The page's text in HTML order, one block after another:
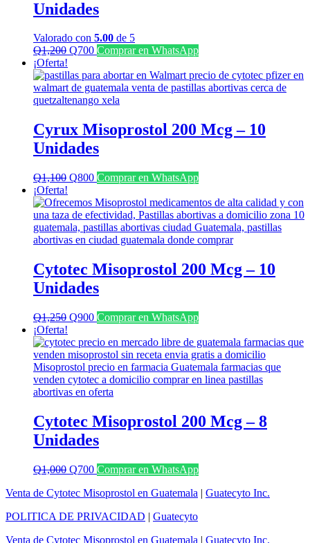
Unidades
Valorado con 5.00 de 5
Q1,200 El
original
era:
Q1,200.
Q700El
actual
es:
Q700.
Comprar en WhatsApp
¡Oferta!
Cyrux Misoprostol 200 Mcg – 10
Unidades
Q1,100 El
original
era:
Q1,100.
Q800El
actual
es:
Q800.
Comprar en WhatsApp
¡Oferta!
Cytotec Misoprostol 200 Mcg – 10
Unidades
Q1,250 El
original
era:
Q1,250.
Q900El
actual
es:
Q900.
Comprar en WhatsApp
¡Oferta!
Cytotec Misoprostol 200 Mcg – 8
Unidades
Q1,000 El
original
Q1,000.
Q700El
actual
Q700.
Comprar en WhatsApp
Venta de Cytotec Misoprostol en Guatemala | Guatecyto Inc.
POLITICA DE PRIVACIDAD | Guatecyto
Venta de Cytotec Misoprostol en Guatemala | Guatecyto Inc.